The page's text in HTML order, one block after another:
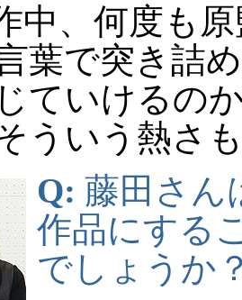
中、何度も原
葉で突き詰
ていけるの
ういう熱さ
Q: 藤田さん
作品にする
でしょうか